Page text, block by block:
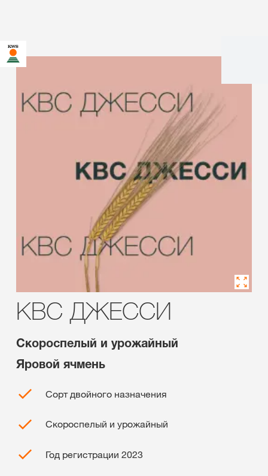
KBC ДЖЕССИ
Скороспелый и урожайный
Яровой ячмень
Сорт двойного назначения
Скороспелый и урожайный
Год регистрации 2023